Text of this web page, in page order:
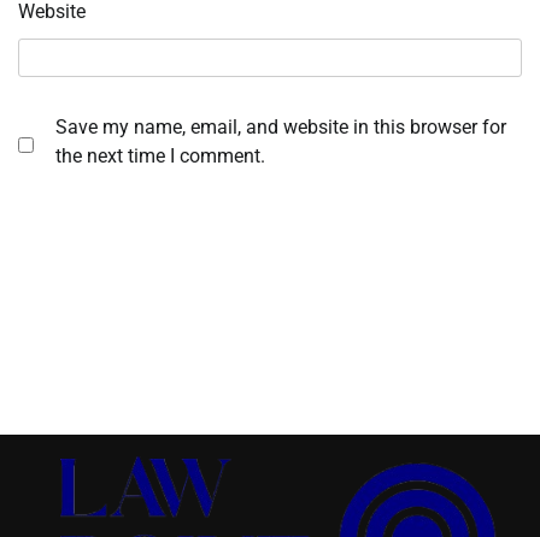
Website
Save my name, email, and website in this browser for
the next time I comment.